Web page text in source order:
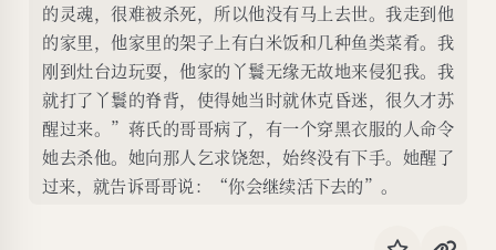
的灵魂，很难被杀死，所以他没有马上去世。我走到他
的家里，他家里的架子上有白米饭和几种鱼类菜肴。我
刚到灶台边玩耍，他家的丫鬟无缘无故地来侵犯我。我
就打了丫鬟的脊背，使得她当时就休克昏迷，很久才苏
醒过来。”蒋氏的哥哥病了，有一个穿黑衣服的人命令
她去杀他。她向那人乞求饶恕，始终没有下手。她醒了
过来，就告诉哥哥说：“你会继续活下去的”。